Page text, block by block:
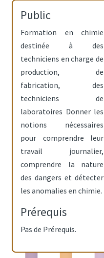
Public
Formation en chimie
destinée à des
techniciens en charge de
production, de
fabrication, des
techniciens de
laboratoires Donner les
notions nécessaires
pour comprendre leur
travail journalier,
comprendre la nature
des dangers et détecter
les anomalies en chimie.
Prérequis
Pas de Prérequis.